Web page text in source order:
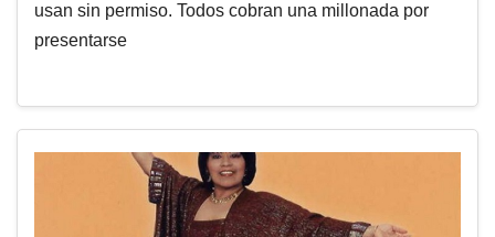
usan sin permiso. Todos cobran una millonada por
presentarse